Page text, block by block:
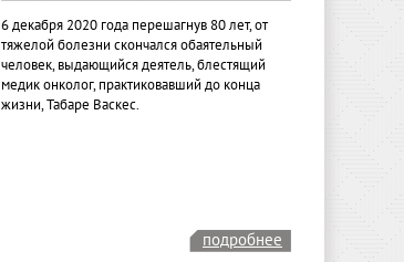
6 декабря 2020 года перешагнув 80 лет, от
тяжелой болезни скончался обаятельный
человек, выдающийся деятель, блестящий
медик онколог, практиковавший до конца
жизни, Табаре Васкес.
подробнее